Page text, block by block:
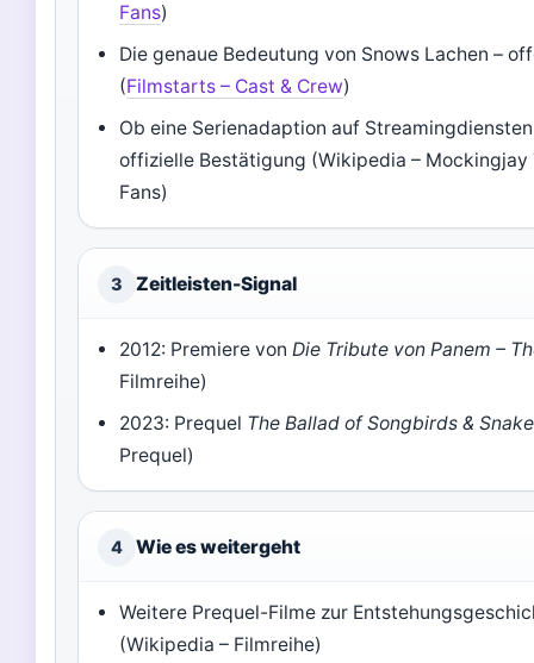
Fans)
Die genaue Bedeutung von Snows Lachen –
(Filmstarts – Cast & Crew)
Ob eine Serienadaption auf
offizielle Bestätigung (Wikipedia –
Fans)
3 Zeitleisten-Signal
2012: Premiere vonDie Tribute von Panem –
Filmreihe)
2023: Prequel The Ballad of Songbirds &
Prequel)
4 Wie es weitergeht
Weitere Prequel-Filme zur
(Wikipedia – Filmreihe)